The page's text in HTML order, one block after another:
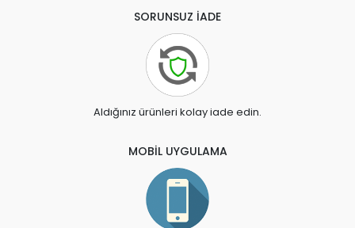
SORUNSUZ İADE
Aldığınız ürünleri kolay iade edin.
MOBİL UYGULAMA